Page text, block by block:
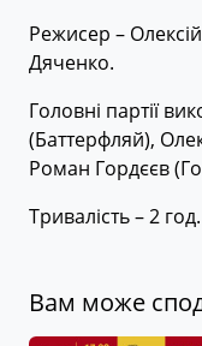
Режисер –
Дяченко.
Головні партії
(Баттерфляй),
Роман Гордєєв
Тривалість – 2
Вам може